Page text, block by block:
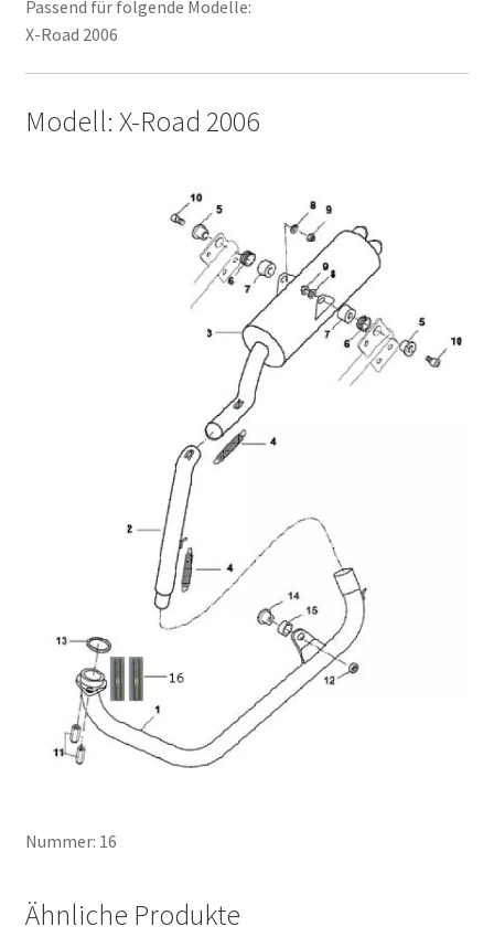
Passend für folgende Modelle:
X-Road 2006
Modell: X-Road 2006
Nummer: 16
Ähnliche Produkte